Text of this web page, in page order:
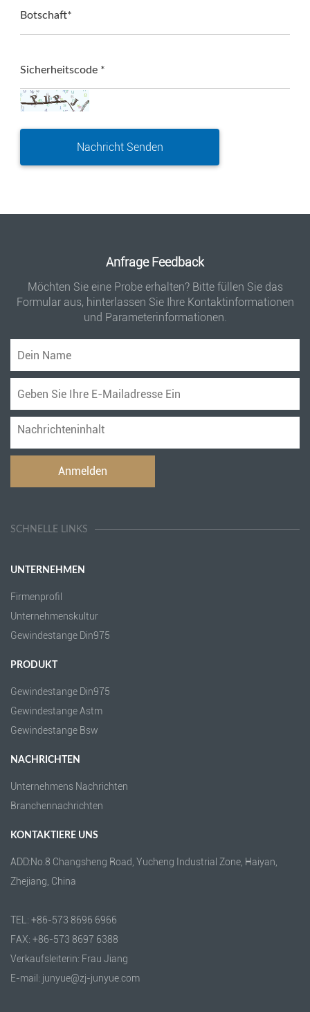
Botschaft*
Sicherheitscode *
Anfrage Feedback
Möchten Sie eine Probe erhalten? Bitte füllen Sie das
Formular aus, hinterlassen Sie Ihre Kontaktinformationen
und Parameterinformationen.
SCHNELLE LINKS
UNTERNEHMEN
Firmenprofil
Unternehmenskultur
Gewindestange Din975
PRODUKT
Gewindestange Din975
Gewindestange Astm
Gewindestange Bsw
NACHRICHTEN
Unternehmens Nachrichten
Branchennachrichten
KONTAKTIERE UNS
ADD:No.8 Changsheng Road, Yucheng Industrial Zone, Haiyan,
Zhejiang, China
TEL: +86-573 8696 6966
FAX: +86-573 8697 6388
Verkaufsleiterin: Frau Jiang
E-mail: junyue@zj-junyue.com